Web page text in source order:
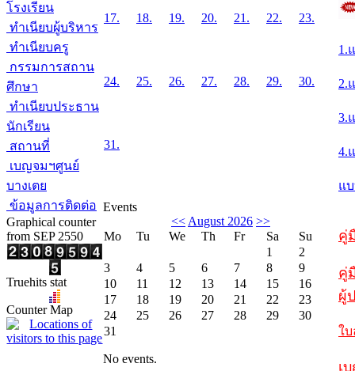
โรงเรียน
ทำเนียบผู้บริหาร
ทำเนียบครู
กรรมการสถาน
ศึกษา
ทำเนียบประธาน
นักเรียน
สถานที่
เบญจมฯศูนย์
บางเตย
ข้อมูลการติดต่อ
Graphical counter
from SEP 2550
Truehits stat
Counter Map
17. 18. 19. 20. 21. 22. 23.
24. 25. 26. 27. 28. 29. 30.
31.
Events
<< August 2026 >>
Mo
Tu We Th Fr Sa
Su
1
2
3
4 5 6 7 8
9
10
11 12 13 14 15
16
17
18 19 20 21 22
23
24
25 26 27 28 29
30
31
No events.
1.
2.
3.
4.
แ
คู่
คู่
ผู้
ใ
เ